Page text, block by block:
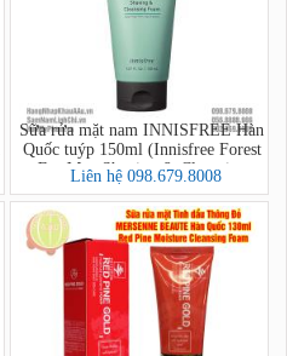
Sữa rửa mặt nam INNISFREE Hàn
Quốc tuýp 150ml (Innisfree Forest
For Men Shaving & Cleansing
Foam)
Liên hệ 098.679.8008